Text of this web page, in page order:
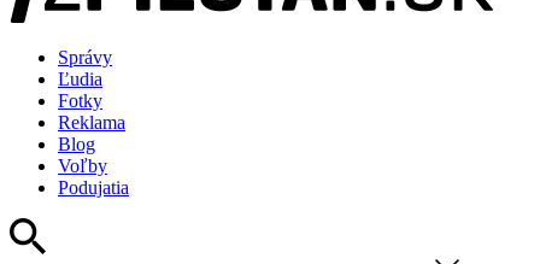
Správy
Ľudia
Fotky
Reklama
Blog
Voľby
Podujatia